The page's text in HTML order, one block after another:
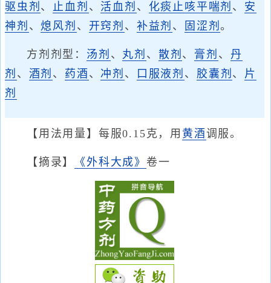
驱虫剂 、 止血剂 、 活血剂 、 化痰止咳平喘剂 、 安
神剂 、熄风剂 、 开窍剂 、 补益剂 、 固涩剂。
方剂剂型： 汤剂 、 丸剂 、 散剂 、 膏剂 、 丹
剂 、 酒剂 、 药酒 、 冲剂 、 口服液剂 、 胶囊剂 、 片
剂
【用法用量】每服0.15克，用 黄酒调服。
【摘录】 《外科大成》卷一